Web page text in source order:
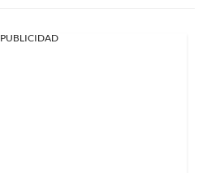
PUBLICIDAD